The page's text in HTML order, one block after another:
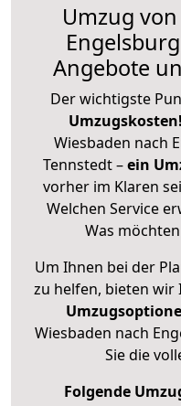
Umzug
Angebote
Der wichtigste
Umzugskosten!
Wiesbaden nach
Tennstedt –ein
vorher im Klaren
Welchen Service
Was
Um Ihnen bei der
zu helfen, bieten wir
Wiesbaden nach
Sie die
Folgende